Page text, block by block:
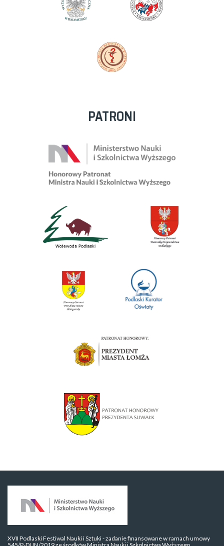
PATRONI
XVII Podlaski Festiwal Nauki i Sztuki - zadanie finansowane w ramach umowy